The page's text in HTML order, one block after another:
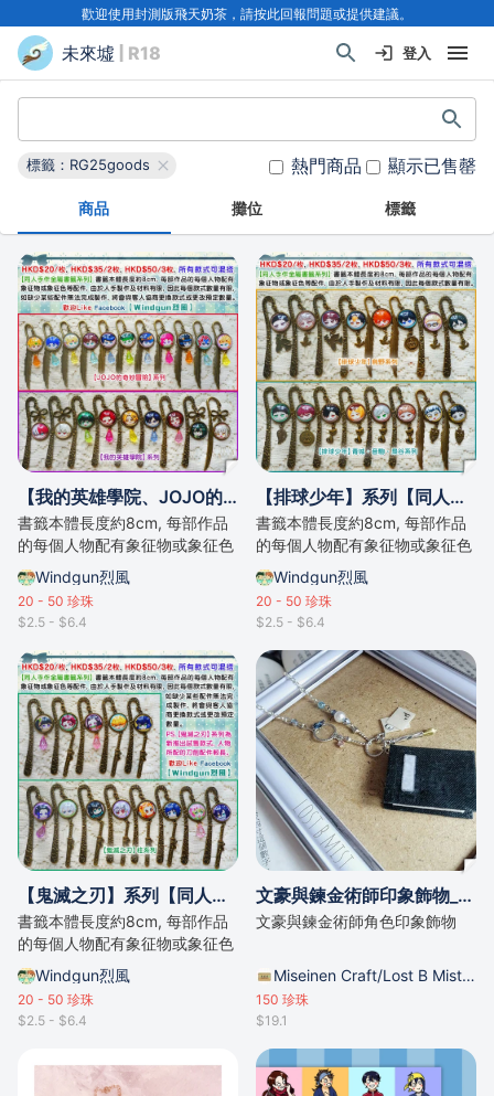
歡迎使用封測版飛天奶茶，請按此回報問題或提供建議。
未來墟 | R18 登入
標籤：RG25goods 熱門商品 顯示已售罄
商品 攤位 標籤
【我的英雄學院、JOJO的奇妙冒險】系列【同人手作金屬書籤系列】
書籤本體長度約8cm, 每部作品
的每個人物配有象征物或象征色
等配件。
Windgun烈風
20 - 50 珍珠
$2.5 - $6.4
【排球少年】系列【同人手作金屬書籤系列】
書籤本體長度約8cm, 每部作品
的每個人物配有象征物或象征色
等配件。
Windgun烈風
20 - 50 珍珠
$2.5 - $6.4
【鬼滅之刃】系列【同人手作金屬書籤系列】
書籤本體長度約8cm, 每部作品
的每個人物配有象征物或象征色
等配件。
Windgun烈風
20 - 50 珍珠
$2.5 - $6.4
文豪與鍊金術師印象飾物_亂步款
文豪與鍊金術師角色印象飾物
Miseinen Craft/Lost B Mist的攤位
150 珍珠
$19.1